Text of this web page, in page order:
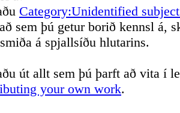
Category:Unidentified
sem þú getur borið kennsl á,
á spjallsíðu hlutarins.
út allt sem þú þarft að vita í
your own work.